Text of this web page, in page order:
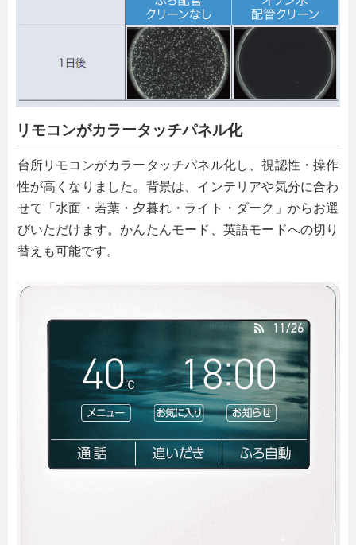
リモコンがカラータッチパネル化
台所リモコンがカラータッチパネル化し、視認性・操作
性が高くなりました。背景は、インテリアや気分に合わ
せて「水面・若葉・夕暮れ・ライト・ダーク」からお選
びいただけます。かんたんモード、英語モードへの切り
替えも可能です。